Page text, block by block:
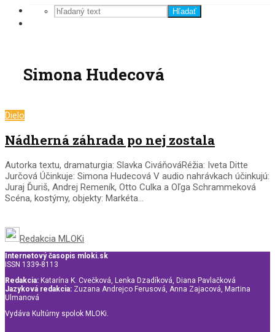
Hľadať
Simona Hudecová
Dielo
Nádherná záhrada po nej zostala
Autorka textu, dramaturgia: Slavka CiváňováRéžia: Iveta Ditte
Jurčová Účinkuje: Simona Hudecová V audio nahrávkach účinkujú:
Juraj Ďuriš, Andrej Remeník, Otto Culka a Oľga Schrammeková
Scéna, kostýmy, objekty: Markéta...
Redakcia MLOKi
Internetový časopis mloki.sk
ISSN 1339-8113
Redakcia: Katarína K. Cvečková, Lenka Dzadíková, Diana Pavlačková
Jazyková redakcia: Zuzana Andrejco Ferusová, Anna Zajacová, Martina
Ulmanová
Vydáva Kultúrny spolok MLOKi.